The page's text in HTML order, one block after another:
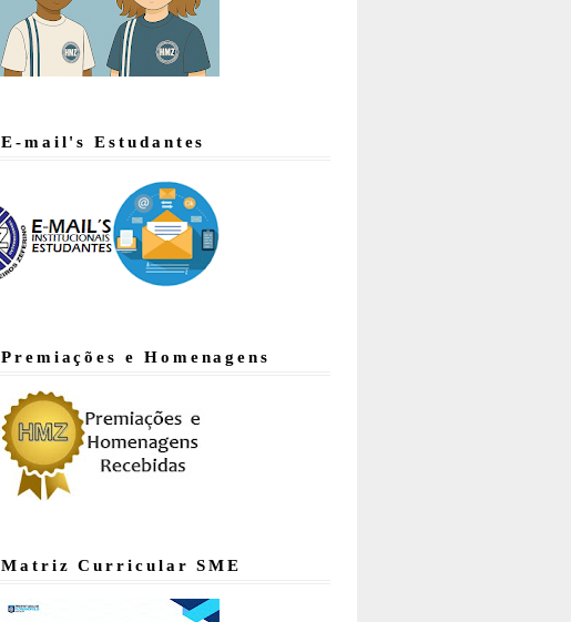
E-mail's Estudantes
Premiações e Homenagens
Matriz Curricular SME